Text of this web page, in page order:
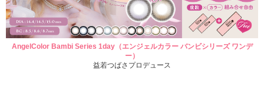
AngelColor Bambi Series 1day（エンジェルカラー バンビシリーズ ワンデ
ー）
益若つばさプロデュース